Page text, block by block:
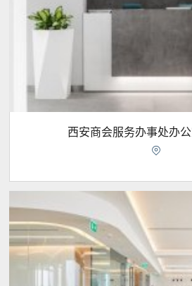
西安商会服务办事处办
